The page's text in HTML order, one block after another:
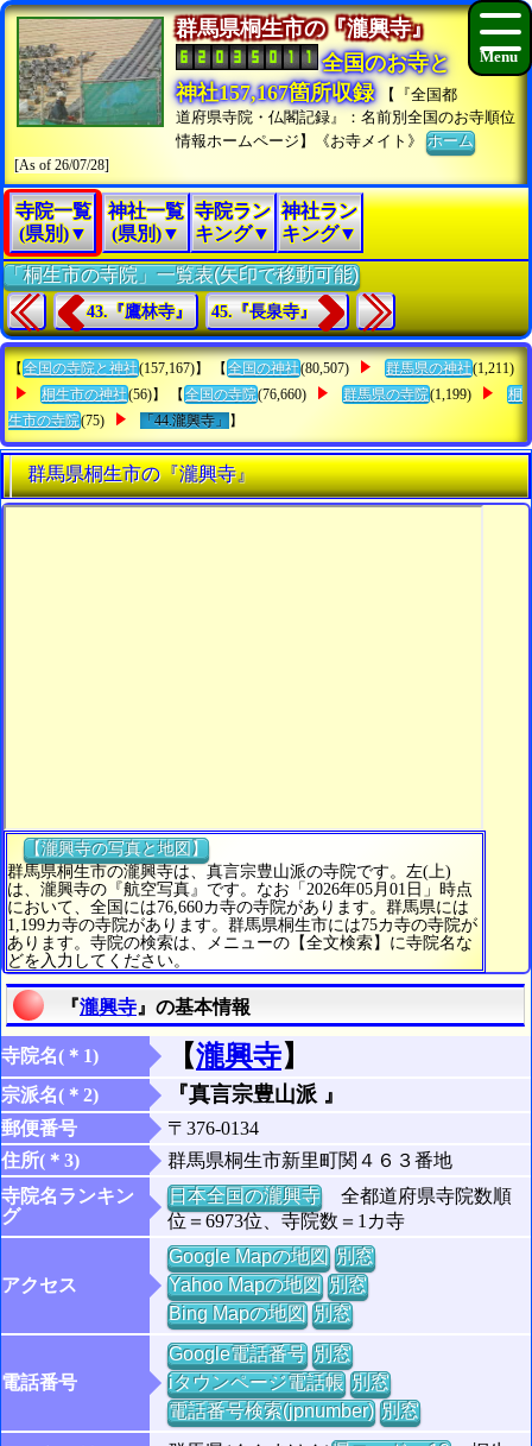
群馬県桐生市の『瀧興寺』
全国のお寺と
神社157,167箇所収録
【『全国都
道府県寺院・仏閣記録』：名前別全国のお寺順位
情報ホームページ】《お寺メイト》ホーム
[As of 26/07/28]
寺院一覧
(県別)▼
神社一覧
(県別)▼
寺院ラン
キング▼
神社ラン
キング▼
「桐生市の寺院」一覧表(矢印で移動可能)
43.『鷹林寺』 45.『長泉寺』
【 全国の寺院と神社(157,167)】 【 全国の神社(80,507) 群馬県の神社(1,211)
桐生市の神社(56)】 【 全国の寺院(76,660) 群馬県の寺院(1,199)
桐
生市の寺院(75) 「44.瀧興寺」 】
群馬県桐生市の『瀧興寺』
【瀧興寺の写真と地図】
群馬県桐生市の瀧興寺は、真言宗豊山派の寺院です。左(上)
は、瀧興寺の『航空写真』です。なお「2026年05月01日」時点
において、全国には76,660カ寺の寺院があります。群馬県には
1,199カ寺の寺院があります。群馬県桐生市には75カ寺の寺院が
あります。寺院の検索は、メニューの【全文検索】に寺院名な
どを入力してください。
『瀧興寺 』の基本情報
寺院名(＊1) 【瀧興寺】
宗派名(＊2) 『真言宗豊山派 』
郵便番号
〒376-0134
住所(＊3)
群馬県桐生市新里町関４６３番地
寺院名ランキン
グ
日本全国の瀧興寺全都道府県寺院数順
位＝6973位、寺院数＝1カ寺
アクセス
Google Mapの地図 別窓
Yahoo Mapの地図 別窓
Bing Mapの地図 別窓
電話番号
Google電話番号 別窓
iタウンページ電話帳 別窓
電話番号検索(jpnumber) 別窓